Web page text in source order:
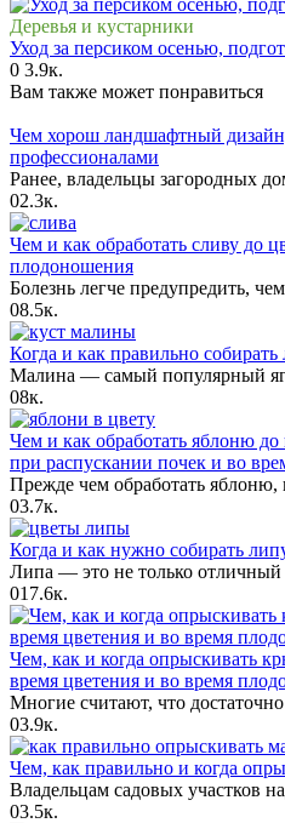
Деревья и кустарники
Уход за персиком осенью,
0 3.9к.
Вам также может понравиться
Чем хорош ландшафтный
профессионалами
Ранее, владельцы загородных
02.3к.
Чем и как обработать сливу до
плодоношения
Болезнь легче предупредить,
08.5к.
Когда и как правильно
Малина — самый популярный
08к.
Чем и как обработать яблоню
при распускании почек и во
Прежде чем обработать яблоню,
03.7к.
Когда и как нужно собирать
Липа — это не только
017.6к.
Чем, как и когда опрыскивать
время цветения и во время
Многие считают, что
03.9к.
Чем, как правильно и когда
Владельцам садовых участков
03.5к.